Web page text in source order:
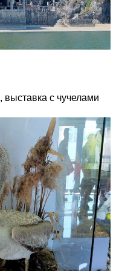
с чучелами